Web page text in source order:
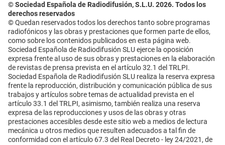
© Sociedad Española de Radiodifusión, S.L.U. 2026. Todos los
derechos reservados
© Quedan reservados todos los derechos tanto sobre programas
radiofónicos y las obras y prestaciones que formen parte de ellos,
como sobre los contenidos publicados en esta página web.
Sociedad Española de Radiodifusión SLU ejerce la oposición
expresa frente al uso de sus obras y prestaciones en la elaboración
de revistas de prensa prevista en el artículo 32.1 del TRLPI.
Sociedad Española de Radiodifusión SLU realiza la reserva expresa
frente la reproducción, distribución y comunicación pública de sus
trabajos y artículos sobre temas de actualidad prevista en el
artículo 33.1 del TRLPI, asimismo, también realiza una reserva
expresa de las reproducciones y usos de las obras y otras
prestaciones accesibles desde este sitio web a medios de lectura
mecánica u otros medios que resulten adecuados a tal fin de
conformidad con el artículo 67.3 del Real Decreto - ley 24/2021, de